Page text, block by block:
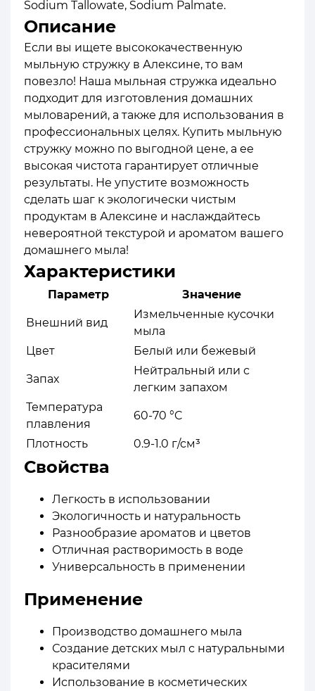
Sodium Tallowate, Sodium Palmate.
Описание
Если вы ищете высококачественную
мыльную стружку в Алексине, то вам
повезло! Наша мыльная стружка идеально
подходит для изготовления домашних
мыловарений, а также для использования в
профессиональных целях. Купить мыльную
стружку можно по выгодной цене, а ее
высокая чистота гарантирует отличные
результаты. Не упустите возможность
сделать шаг к экологически чистым
продуктам в Алексине и наслаждайтесь
невероятной текстурой и ароматом вашего
домашнего мыла!
Характеристики
Параметр Значение
Внешний вид
Измельченные кусочки
мыла
Цвет
Белый или бежевый
Запах
Нейтральный или с
легким запахом
Температура
плавления
60-70 °C
Плотность 0.9-1.0 г/см³
Свойства
Легкость в использовании
Экологичность и натуральность
Разнообразие ароматов и цветов
Отличная растворимость в воде
Универсальность в применении
Применение
Производство домашнего мыла
Создание детских мыл с натуральными
красителями
Использование в косметических